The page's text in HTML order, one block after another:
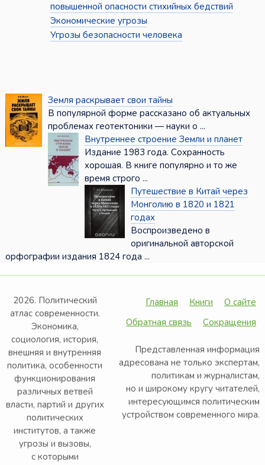
повышенной опасности стихийных бедствий
Экономические угрозы
Угрозы безопасности человека
Земля раскрывает свои тайны
В популярной форме рассказано об актуальных
проблемах геотектоники — науки о ...
Внутреннее строение Земли и планет
Издание 1983 года. Сохранность
хорошая. В книге популярно и то же
время строго ...
Путешествие в Китай через
Монголию в 1820 и 1821
годах
Воспроизведено в
оригинальной авторской
орфографии издания 1824 года ...
2026. Политический
атлас современности.
Экономика,
социология, история,
внешняя и внутренняя
политика, особенности
функционирования
различных ветвей
власти, партий и других
политических
институтов, а также
угрозы и вызовы,
с которыми
Главная Книги
О сайте
Обратная связь
Сокращения
Представленная информация
адресована не только экспертам,
политикам и журналистам,
но и широкому кругу читателей,
интересующимся политическим
устройством современного мира.